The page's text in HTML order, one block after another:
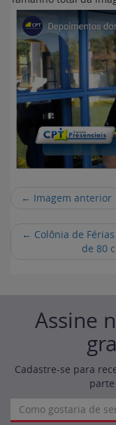
← Imagem anterior
← Colônia de
de 80
Assine
Cadastre-se para